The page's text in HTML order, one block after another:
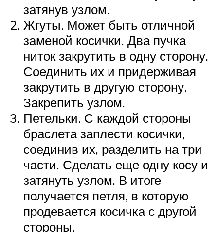
затянув узлом.
Жгуты. Может быть отличной
заменой косички. Два пучка
ниток закрутить в одну сторону.
Соединить их и придерживая
закрутить в другую сторону.
Закрепить узлом.
Петельки. С каждой стороны
браслета заплести косички,
соединив их, разделить на три
части. Сделать еще одну косу и
затянуть узлом. В итоге
получается петля, в которую
продевается косичка с другой
стороны.